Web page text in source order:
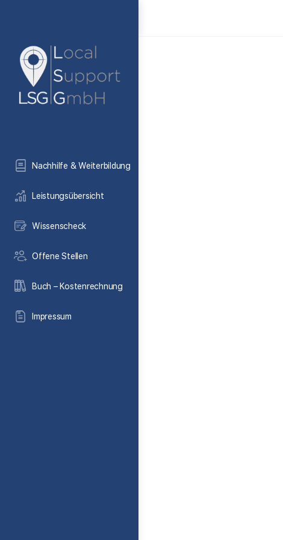
Nachhilfe & Weiterbildung
Leistungsübersicht
Wissenscheck
Offene Stellen
Buch – Kostenrechnung
Impressum